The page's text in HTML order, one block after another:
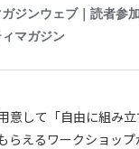
意して「自由に組み
らえるワークショッ